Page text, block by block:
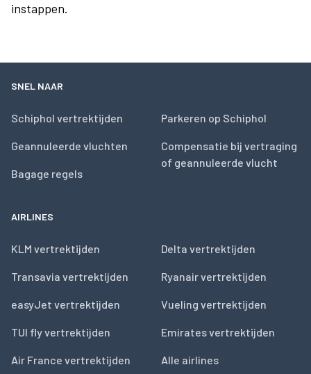
instappen.
SNEL NAAR
Schiphol vertrektijden
Geannuleerde vluchten
Bagage regels
Parkeren op Schiphol
Compensatie bij vertraging
of geannuleerde vlucht
AIRLINES
KLM vertrektijden
Transavia vertrektijden
easyJet vertrektijden
TUI fly vertrektijden
Air France vertrektijden
Delta vertrektijden
Ryanair vertrektijden
Vueling vertrektijden
Emirates vertrektijden
Alle airlines